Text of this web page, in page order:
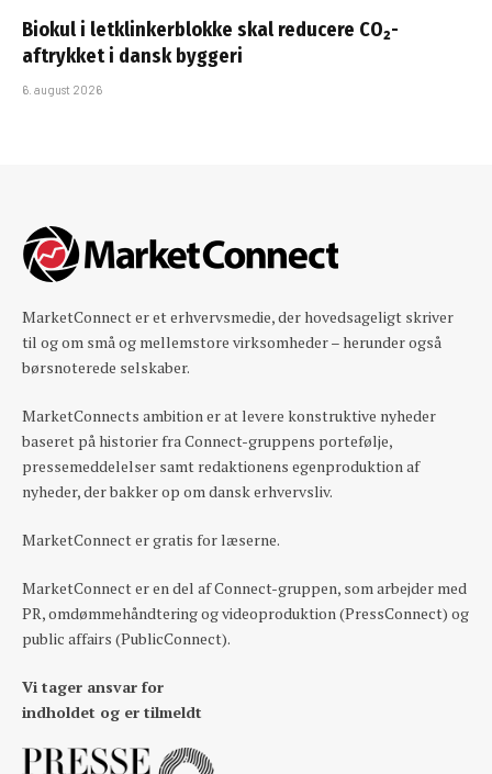
Biokul i letklinkerblokke skal reducere CO₂-
aftrykket i dansk byggeri
6. august 2026
MarketConnect er et erhvervsmedie, der hovedsageligt skriver
til og om små og mellemstore virksomheder – herunder også
børsnoterede selskaber.
MarketConnects ambition er at levere konstruktive nyheder
baseret på historier fra Connect-gruppens portefølje,
pressemeddelelser samt redaktionens egenproduktion af
nyheder, der bakker op om dansk erhvervsliv.
MarketConnect er gratis for læserne.
MarketConnect er en del af Connect-gruppen, som arbejder med
PR, omdømmehåndtering og videoproduktion (PressConnect) og
public affairs (PublicConnect).
Vi tager ansvar for
indholdet og er tilmeldt